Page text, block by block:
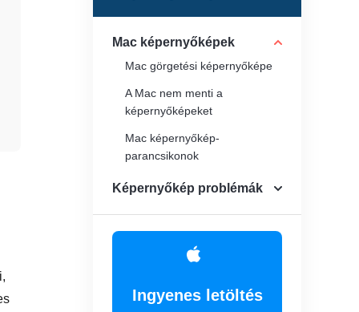
Mac képernyőképek
Mac görgetési képernyőképe
A Mac nem menti a
képernyőképeket
Mac képernyőkép-
parancsikonok
Képernyőkép problémák
Ingyenes letöltés